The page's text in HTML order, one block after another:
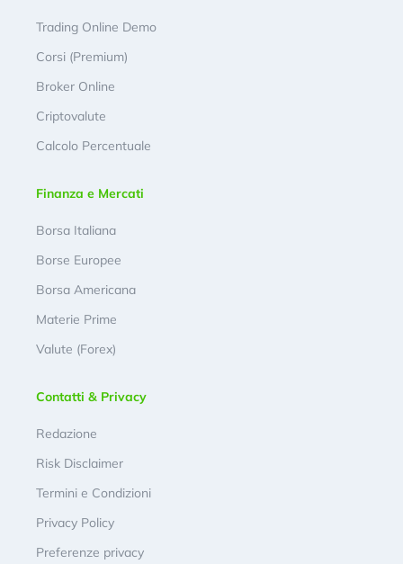
Trading Online Demo
Corsi (Premium)
Broker Online
Criptovalute
Calcolo Percentuale
Finanza e Mercati
Borsa Italiana
Borse Europee
Borsa Americana
Materie Prime
Valute (Forex)
Contatti & Privacy
Redazione
Risk Disclaimer
Termini e Condizioni
Privacy Policy
Preferenze privacy